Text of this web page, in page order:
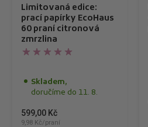
Limitovaná edice:
prací papírky EcoHaus
60 praní citronová
zmrzlina
Skladem,
doručíme do 11. 8.
599,00 Kč
9,98 Kč/praní